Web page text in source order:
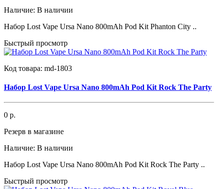
Наличие: В наличии
Набор Lost Vape Ursa Nano 800mAh Pod Kit Phanton City ..
Быстрый просмотр
Код товара: md-1803
Набор Lost Vape Ursa Nano 800mAh Pod Kit Rock The Party
0 р.
Резерв в магазине
Наличие: В наличии
Набор Lost Vape Ursa Nano 800mAh Pod Kit Rock The Party ..
Быстрый просмотр